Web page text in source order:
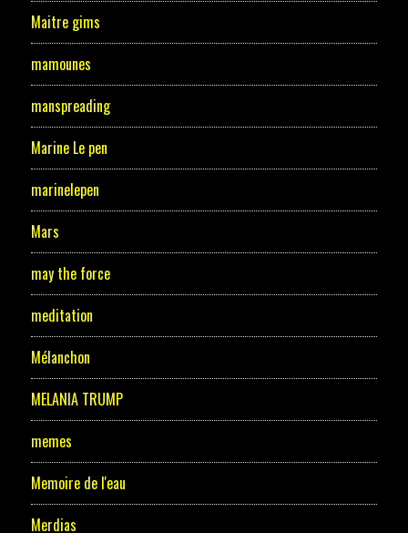
Maitre gims
mamounes
manspreading
Marine Le pen
marinelepen
Mars
may the force
meditation
Mélanchon
MELANIA TRUMP
memes
Memoire de l'eau
Merdias